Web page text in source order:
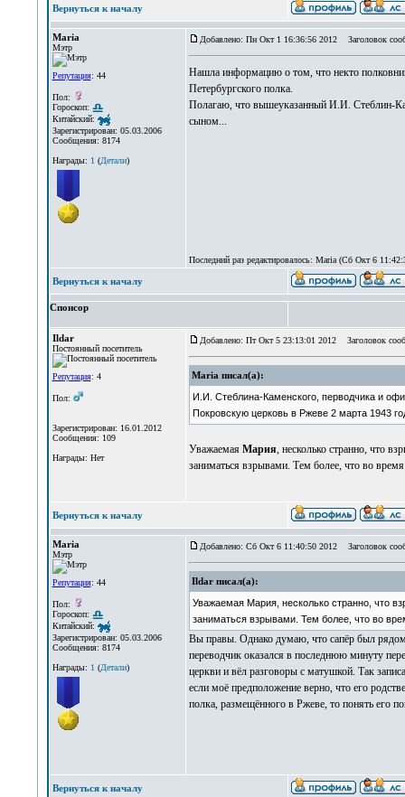
Вернуться к началу
Maria
Мэтр
Репутация: 44
Пол:
Гороскоп:
Китайский:
Зарегистрирован: 05.03.2006
Сообщения: 8174
Награды: 1(Детали)
Добавлено: Пн Окт 1 16:36:56 2012 Заголовок
Нашла информацию о том, что некто
Петербургского полка.
Полагаю, что вышеуказанный И.И. Стеблин-
сыном...
Последний раз редактировалось: Maria (Сб Окт 6
Вернуться к началу
Спонсор
Ildar
Постоянный посетитель
Репутация: 4
Пол:
Зарегистрирован: 16.01.2012
Сообщения: 109
Награды: Нет
Добавлено: Пт Окт 5 23:13:01 2012 Заголовок
Maria писал(а):
И.И. Стеблина-Каменского, перводчика и
Покровскую церковь в Ржеве 2 марта 1943
Уважаемая Мария, несколько странно, что
заниматься взрывами. Тем более, что во
Вернуться к началу
Maria
Мэтр
Репутация: 44
Пол:
Гороскоп:
Китайский:
Зарегистрирован: 05.03.2006
Сообщения: 8174
Награды: 1(Детали)
Добавлено: Сб Окт 6 11:40:50 2012 Заголовок
Ildar писал(а):
Уважаемая Мария, несколько странно, что
заниматься взрывами. Тем более, что во
Вы правы. Однако думаю, что сапёр был
переводчик оказался в последнюю минуту
церкви и вёл разговоры с матушкой. Так
если моё предположение верно, что его
полка, размещённого в Ржеве, то понять его
Вернуться к началу